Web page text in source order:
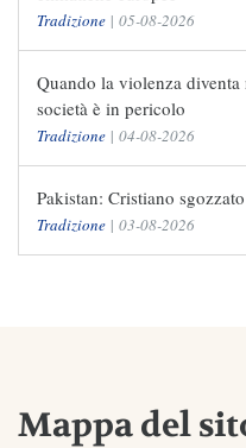
Tradizione | 05-08-2026
Quando la violenza
società è in pericolo
Tradizione | 04-08-2026
Pakistan: Cristiano
Tradizione | 03-08-2026
Mappa del